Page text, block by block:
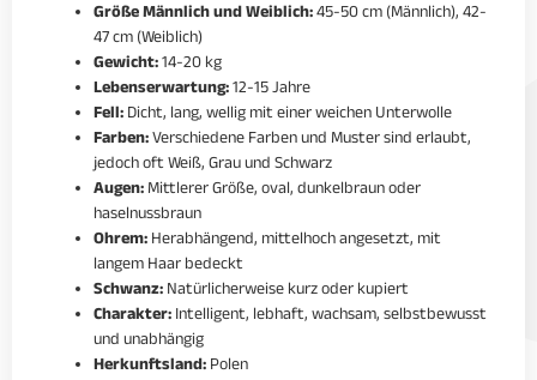
Größe Männlich und Weiblich:45-50 cm (Männlich), 42-
47 cm (Weiblich)
Gewicht:14-20 kg
Lebenserwartung:12-15 Jahre
Fell:Dicht, lang, wellig mit einer weichen Unterwolle
Farben:Verschiedene Farben und Muster sind erlaubt,
jedoch oft Weiß, Grau und Schwarz
Augen:Mittlerer Größe, oval, dunkelbraun oder
haselnussbraun
Ohrem:Herabhängend, mittelhoch angesetzt, mit
langem Haar bedeckt
Schwanz:Natürlicherweise kurz oder kupiert
Charakter:Intelligent, lebhaft, wachsam, selbstbewusst
und unabhängig
Herkunftsland:Polen